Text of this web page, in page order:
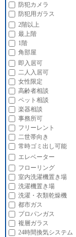
防犯カメラ
防犯用ガラス
2階以上
最上階
1階
角部屋
即入居可
二人入居可
女性限定
高齢者相談
ペット相談
楽器相談
事務所可
フリーレント
二世帯向き
常時ゴミ出し可能
エレベーター
フローリング
室内洗濯機置き場
洗濯機置き場
洗濯・衣類乾燥機
都市ガス
プロパンガス
複層ガラス
24時間換気システム